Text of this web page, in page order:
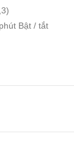
Bật / tắt